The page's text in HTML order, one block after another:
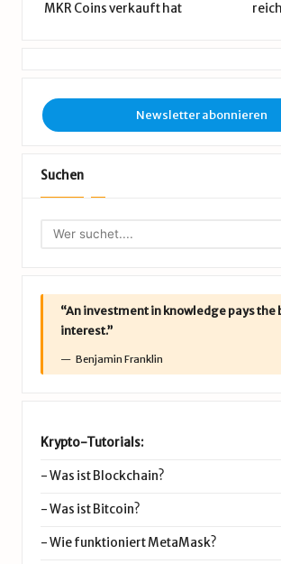
MKR Coins verkauft hat
Newsletter abonnieren
Suchen
“An investment in knowledge pays the
interest.”
Benjamin Franklin
Krypto-Tutorials:
-Was ist Blockchain?
-Was ist Bitcoin?
-Wie funktioniert MetaMask?